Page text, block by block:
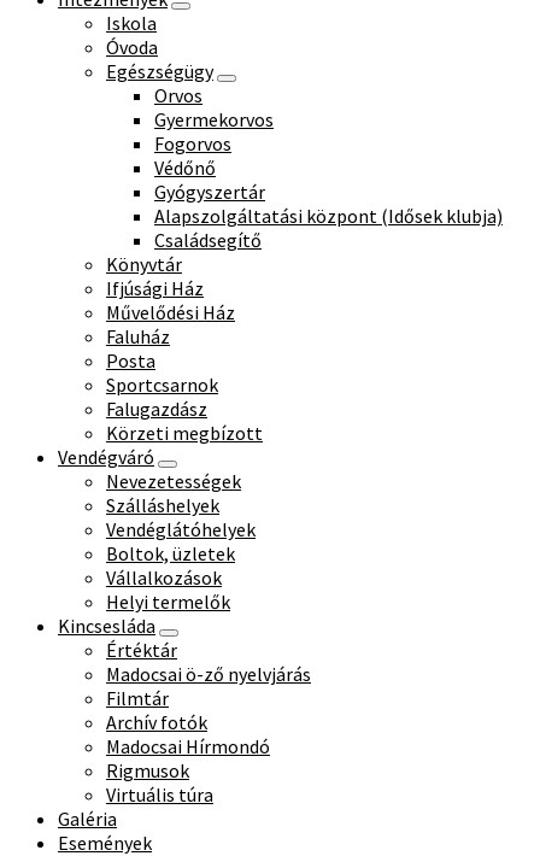
Iskola
Óvoda
Egészségügy
Orvos
Gyermekorvos
Fogorvos
Védőnő
Gyógyszertár
Alapszolgáltatási központ (Idősek klubja)
Családsegítő
Könyvtár
Ifjúsági Ház
Művelődési Ház
Faluház
Posta
Sportcsarnok
Falugazdász
Körzeti megbízott
Vendégváró
Nevezetességek
Szálláshelyek
Vendéglátóhelyek
Boltok, üzletek
Vállalkozások
Helyi termelők
Kincsesláda
Értéktár
Madocsai ö-ző nyelvjárás
Filmtár
Archív fotók
Madocsai Hírmondó
Rigmusok
Virtuális túra
Galéria
Események